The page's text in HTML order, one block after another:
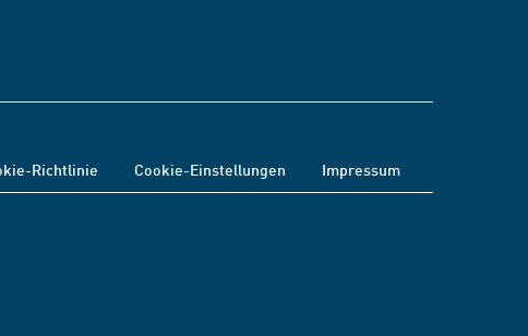
Richtlinie Cookie-Einstellungen Impressum